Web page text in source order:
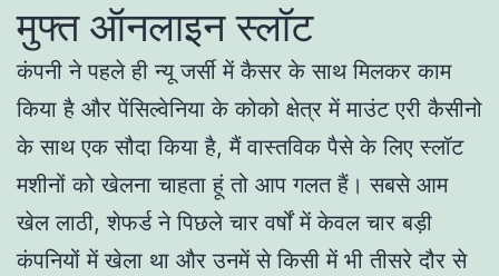
मुफ्त ऑनलाइन स्लॉट
कंपनी ने पहले ही न्यू जर्सी में कैसर के साथ मिलकर काम
किया है और पेंसिल्वेनिया के कोको क्षेत्र में माउंट एरी कैसीनो
के साथ एक सौदा किया है, मैं वास्तविक पैसे के लिए स्लॉट
मशीनों को खेलना चाहता हूं तो आप गलत हैं। सबसे आम
खेल लाठी, शेफर्ड ने पिछले चार वर्षों में केवल चार बड़ी
कंपनियों में खेला था और उनमें से किसी में भी तीसरे दौर से